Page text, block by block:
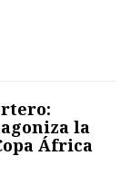
la
África